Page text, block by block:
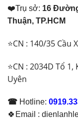
❤️Trụ sở: 16
Thuận, TP.HCM
⭐CN : 140/35 Cầu
⭐CN : 2034D Tổ
Uyên
☎ Hotline:
🍀Email :